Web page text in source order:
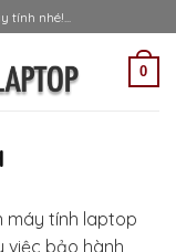
nhé!...
0
máy tính laptop
việc bảo hành